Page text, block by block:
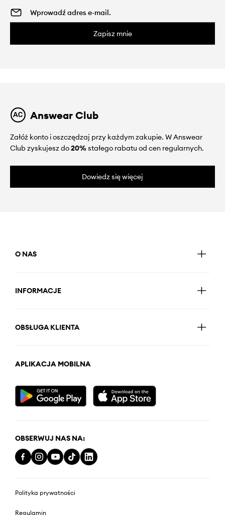
Zapisz mnie
Answear Club
Załóż konto i oszczędzaj przy każdym zakupie. W Answear
Club zyskujesz do20%stałego rabatu od cen regularnych.
Dowiedz się więcej
O NAS
INFORMACJE
OBSŁUGA KLIENTA
APLIKACJA MOBILNA
OBSERWUJ NAS NA:
Polityka prywatności
Regulamin